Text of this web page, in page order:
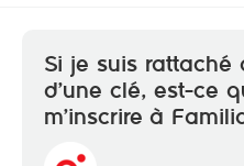
Si je suis
d’une clé, est-ce
m’inscrire à